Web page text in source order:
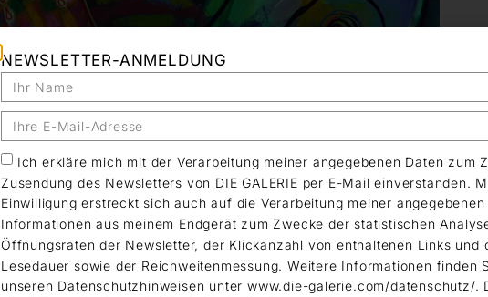
NEWSLETTER-ANMELDUNG
Ich erkläre mich mit der Verarbeitung meiner angegebenen Daten zum
Zusendung des Newsletters von DIE GALERIE per E-Mail einverstanden.
Einwilligung erstreckt sich auch auf die Verarbeitung meiner angegebenen
Informationen aus meinem Endgerät zum Zwecke der statistischen
Öffnungsraten der Newsletter, der Klickanzahl von enthaltenen Links und
Lesedauer sowie der Reichweitenmessung. Weitere Informationen finden
unseren Datenschutzhinweisen unter www.die-galerie.com/datenschutz/.